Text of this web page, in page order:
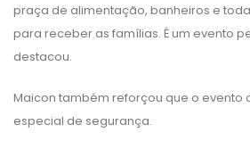
praça de alimentação, banheiros e
para receber as famílias. É um evento
destacou.
Maicon também reforçou que o evento
especial de segurança.